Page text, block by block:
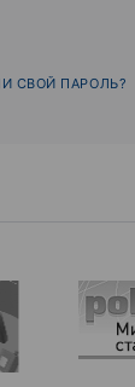
СВОЙ ПАРОЛЬ?